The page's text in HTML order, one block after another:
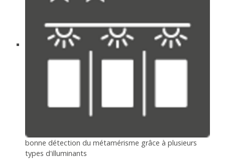
bonne détection du métamérisme grâce à plusieurs
types d'illuminants